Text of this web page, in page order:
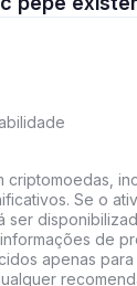
criptomoedas,
Se o
ser
de
apenas